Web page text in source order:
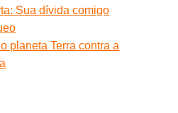
Sua dívida comigo
planeta Terra contra a